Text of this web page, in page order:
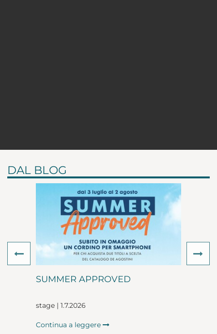
DAL BLOG
SUMMER APPROVED
stage | 1.7.2026
Continua a leggere
Previous